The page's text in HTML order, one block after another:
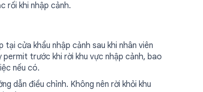
rối khi nhập cảnh.
cửa khẩu nhập cảnh sau khi nhân viên
trước khi rời khu vực nhập cảnh, bao
nếu có.
dẫn điều chỉnh. Không nên rời khỏi khu